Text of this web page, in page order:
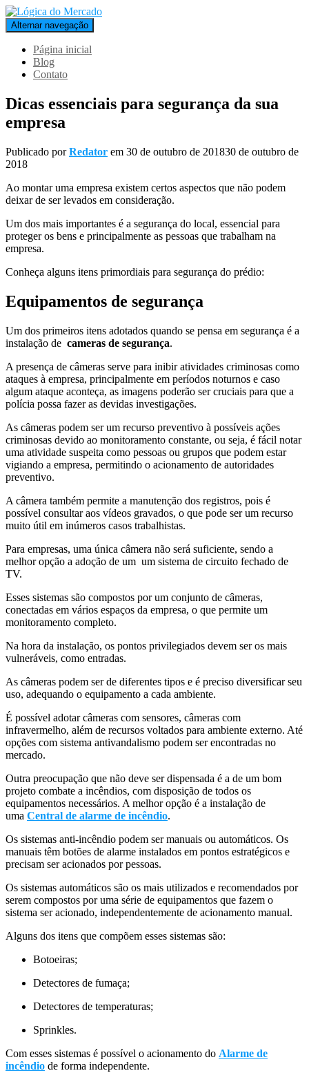
Alternar navegação
Página inicial
Blog
Contato
Dicas essenciais para segurança da sua
empresa
Publicado porRedator em 30 de outubro de 201830 de outubro de
2018
Ao montar uma empresa existem certos aspectos que não podem
deixar de ser levados em consideração.
Um dos mais importantes é a segurança do local, essencial para
proteger os bens e principalmente as pessoas que trabalham na
empresa.
Conheça alguns itens primordiais para segurança do prédio:
Equipamentos de segurança
Um dos primeiros itens adotados quando se pensa em segurança é a
instalação de cameras de segurança.
A presença de câmeras serve para inibir atividades criminosas como
ataques à empresa, principalmente em períodos noturnos e caso
algum ataque aconteça, as imagens poderão ser cruciais para que a
polícia possa fazer as devidas investigações.
As câmeras podem ser um recurso preventivo à possíveis ações
criminosas devido ao monitoramento constante, ou seja, é fácil notar
uma atividade suspeita como pessoas ou grupos que podem estar
vigiando a empresa, permitindo o acionamento de autoridades
preventivo.
A câmera também permite a manutenção dos registros, pois é
possível consultar aos vídeos gravados, o que pode ser um recurso
muito útil em inúmeros casos trabalhistas.
Para empresas, uma única câmera não será suficiente, sendo a
melhor opção a adoção de um um sistema de circuito fechado de
TV.
Esses sistemas são compostos por um conjunto de câmeras,
conectadas em vários espaços da empresa, o que permite um
monitoramento completo.
Na hora da instalação, os pontos privilegiados devem ser os mais
vulneráveis, como entradas.
As câmeras podem ser de diferentes tipos e é preciso diversificar seu
uso, adequando o equipamento a cada ambiente.
É possível adotar câmeras com sensores, câmeras com
infravermelho, além de recursos voltados para ambiente externo. Até
opções com sistema antivandalismo podem ser encontradas no
mercado.
Outra preocupação que não deve ser dispensada é a de um bom
projeto combate a incêndios, com disposição de todos os
equipamentos necessários. A melhor opção é a instalação de
uma Central de alarme de incêndio.
Os sistemas anti-incêndio podem ser manuais ou automáticos. Os
manuais têm botões de alarme instalados em pontos estratégicos e
precisam ser acionados por pessoas.
Os sistemas automáticos são os mais utilizados e recomendados por
serem compostos por uma série de equipamentos que fazem o
sistema ser acionado, independentemente de acionamento manual.
Alguns dos itens que compõem esses sistemas são:
Botoeiras;
Detectores de fumaça;
Detectores de temperaturas;
Sprinkles.
Com esses sistemas é possível o acionamento do Alarme de
incêndio de forma independente.